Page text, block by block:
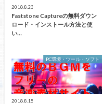
2018.8.23
Faststone Captureの無料ダウン
ロード・インストール方法と使
い…
PC環境・ツール・ソフト
2018.8.15